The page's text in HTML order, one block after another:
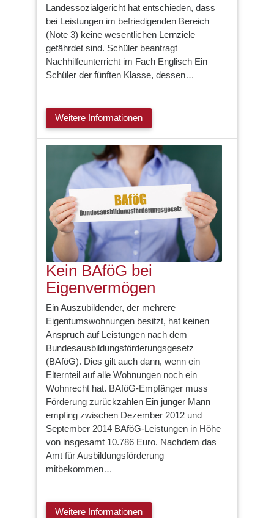
Landessozialgericht hat entschieden, dass
bei Leistungen im befriedigenden Bereich
(Note 3) keine wesentlichen Lernziele
gefährdet sind. Schüler beantragt
Nachhilfeunterricht im Fach Englisch Ein
Schüler der fünften Klasse, dessen…
Weitere Informationen
Kein BAföG bei
Eigenvermögen
Ein Auszubildender, der mehrere
Eigentumswohnungen besitzt, hat keinen
Anspruch auf Leistungen nach dem
Bundesausbildungsförderungsgesetz
(BAföG). Dies gilt auch dann, wenn ein
Elternteil auf alle Wohnungen noch ein
Wohnrecht hat. BAföG-Empfänger muss
Förderung zurückzahlen Ein junger Mann
empfing zwischen Dezember 2012 und
September 2014 BAföG-Leistungen in Höhe
von insgesamt 10.786 Euro. Nachdem das
Amt für Ausbildungsförderung
mitbekommen…
Weitere Informationen